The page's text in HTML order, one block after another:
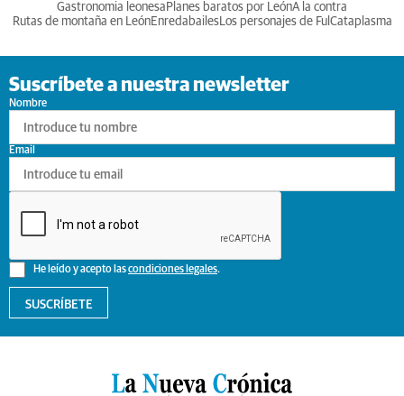
Gastronomia leonesa Planes baratos por LeónA la contra
Rutas de montaña en LeónEnredabailesLos personajes de Ful Cataplasma
Suscríbete a nuestra newsletter
Nombre
He leído y acepto lascondiciones legales.
Email
SUSCRÍBETE